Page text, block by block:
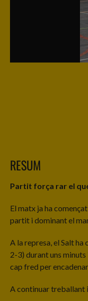
RESUM
Partit força rar el
El matx ja ha
partit i dominant el
A la represa, el Salt
2-3) durant uns
cap fred per
A continuar treballant i